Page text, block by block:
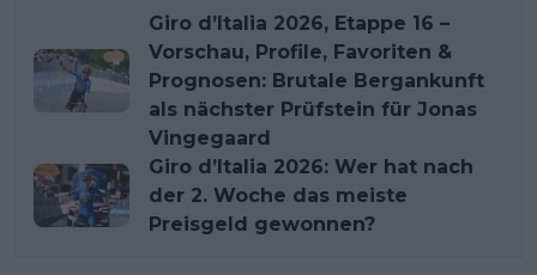
Giro d’Italia 2026, Etappe 16 –
Vorschau, Profile, Favoriten &
Prognosen: Brutale Bergankunft
als nächster Prüfstein für Jonas
Vingegaard
Giro d’Italia 2026: Wer hat nach
der 2. Woche das meiste
Preisgeld gewonnen?